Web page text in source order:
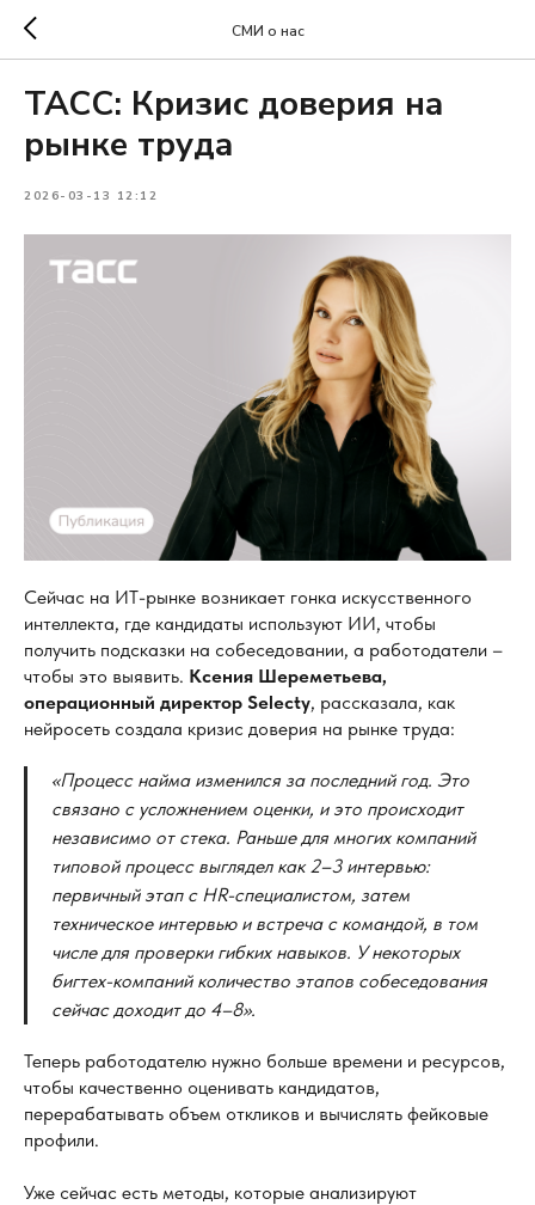
СМИ о нас
ТАСС: Кризис доверия на
рынке труда
2026-03-13 12:12
Сейчас на ИТ-рынке возникает гонка искусственного
интеллекта, где кандидаты используют ИИ, чтобы
получить подсказки на собеседовании, а работодатели –
чтобы это выявить. Ксения Шереметьева,
операционный директор Selecty, рассказала, как
нейросеть создала кризис доверия на рынке труда:
«Процесс найма изменился за последний год. Это
связано с усложнением оценки, и это происходит
независимо от стека. Раньше для многих компаний
типовой процесс выглядел как 2–3 интервью:
первичный этап с HR-специалистом, затем
техническое интервью и встреча с командой, в том
числе для проверки гибких навыков. У некоторых
бигтех-компаний количество этапов собеседования
сейчас доходит до 4–8».
Теперь работодателю нужно больше времени и ресурсов,
чтобы качественно оценивать кандидатов,
перерабатывать объем откликов и вычислять фейковые
профили.
Уже сейчас есть методы, которые анализируют